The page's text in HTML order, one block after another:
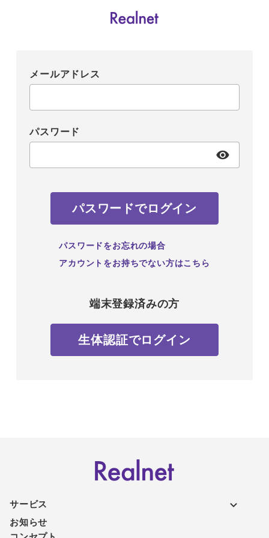
メールアドレス
パスワード
パスワードでログイン
パスワードをお忘れの場合
アカウントをお持ちでない方はこちら
端末登録済みの方
生体認証でログイン
サービス
お知らせ